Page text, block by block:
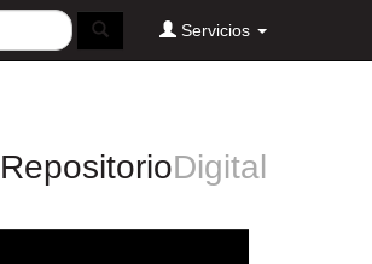
Servicios
RepositorioDigital